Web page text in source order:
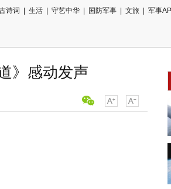
诗词 生活 守艺中华 国防军事 文旅 军事
》感动发声